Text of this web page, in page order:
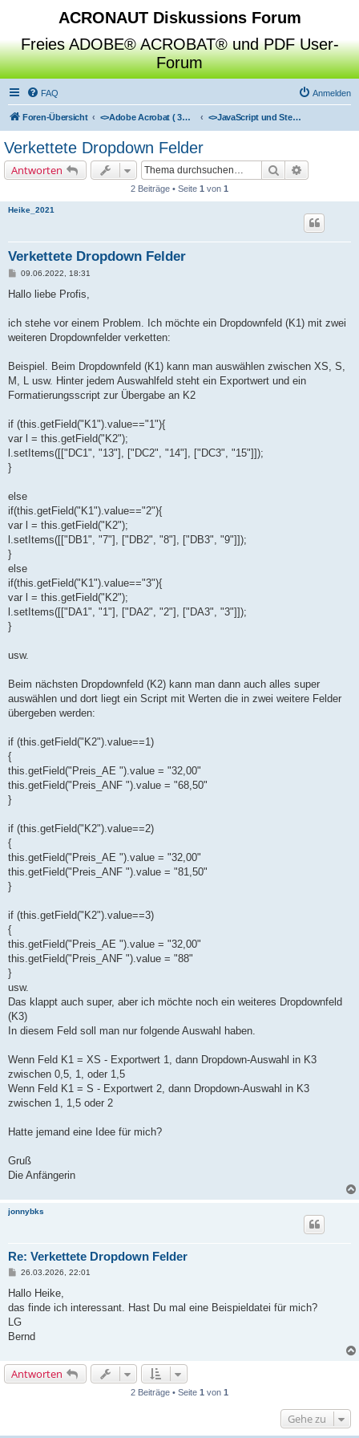
ACRONAUT Diskussions Forum
Freies ADOBE® ACROBAT® und PDF User-
Forum
FAQ Anmelden
Foren-Übersicht <>Adobe Acrobat ( 3D / Professional / Standard / Reader / Distiller ) <>JavaScript und Steuerung von 3D Inhalten
Verkettete Dropdown Felder
Antworten Suche
2 Beiträge • Seite 1 von 1
Heike_2021
Verkettete Dropdown Felder
B
i
a
09.06.2022, 18:31
Hallo liebe Profis,
ich stehe vor einem Problem. Ich möchte ein Dropdownfeld (K1) mit zwei
weiteren Dropdownfelder verketten:
Beispiel. Beim Dropdownfeld (K1) kann man auswählen zwischen XS, S,
M, L usw. Hinter jedem Auswahlfeld steht ein Exportwert und ein
Formatierungsscript zur Übergabe an K2
if (this.getField("K1").value=="1"){
var l = this.getField("K2");
l.setItems([["DC1", "13"], ["DC2", "14"], ["DC3", "15"]]);
}
else
if(this.getField("K1").value=="2"){
var l = this.getField("K2");
l.setItems([["DB1", "7"], ["DB2", "8"], ["DB3", "9"]]);
}
else
if(this.getField("K1").value=="3"){
var l = this.getField("K2");
l.setItems([["DA1", "1"], ["DA2", "2"], ["DA3", "3"]]);
}
usw.
Beim nächsten Dropdownfeld (K2) kann man dann auch alles super
auswählen und dort liegt ein Script mit Werten die in zwei weitere Felder
übergeben werden:
if (this.getField("K2").value==1)
{
this.getField("Preis_AE ").value = "32,00"
this.getField("Preis_ANF ").value = "68,50"
}
if (this.getField("K2").value==2)
{
this.getField("Preis_AE ").value = "32,00"
this.getField("Preis_ANF ").value = "81,50"
}
if (this.getField("K2").value==3)
{
this.getField("Preis_AE ").value = "32,00"
this.getField("Preis_ANF ").value = "88"
}
usw.
Das klappt auch super, aber ich möchte noch ein weiteres Dropdownfeld
(K3)
In diesem Feld soll man nur folgende Auswahl haben.
Wenn Feld K1 = XS - Exportwert 1, dann Dropdown-Auswahl in K3
zwischen 0,5, 1, oder 1,5
Wenn Feld K1 = S - Exportwert 2, dann Dropdown-Auswahl in K3
zwischen 1, 1,5 oder 2
Hatte jemand eine Idee für mich?
Gruß
Die Anfängerin
jonnybks
Re: Verkettete Dropdown Felder
B
i
r
a
26.03.2026, 22:01
Hallo Heike,
das finde ich interessant. Hast Du mal eine Beispieldatei für mich?
LG
Bernd
Antworten
2 Beiträge • Seite 1 von 1
Gehe zu